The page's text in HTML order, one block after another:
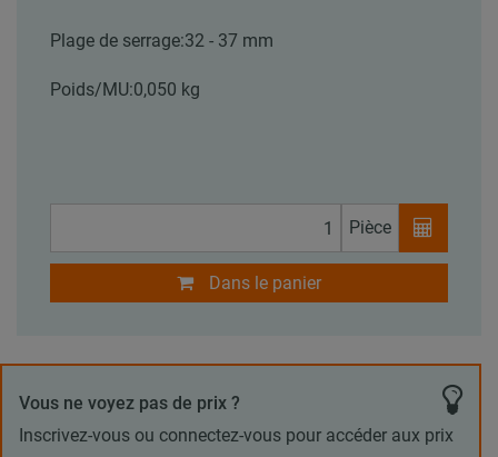
Plage de serrage:32 - 37 mm
Poids/MU:0,050 kg
Pièce
Dans le panier
Vous ne voyez pas de prix ?
Inscrivez-vous ou connectez-vous pour accéder aux prix